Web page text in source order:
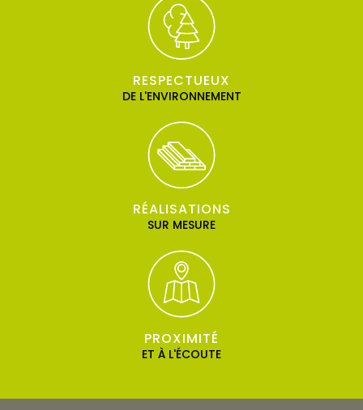
RESPECTUEUX
DE L'ENVIRONNEMENT
RÉALISATIONS
SUR MESURE
PROXIMITÉ
ET À L'ÉCOUTE